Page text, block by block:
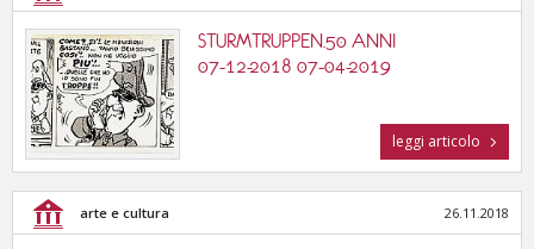
STURMTRUPPEN.50 ANNI
07-12-2018 07-04-2019
leggi articolo
arte e cultura 26.11.2018